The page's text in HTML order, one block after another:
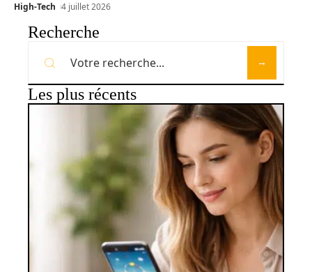
High-Tech 4 juillet 2026
Recherche
Les plus récents